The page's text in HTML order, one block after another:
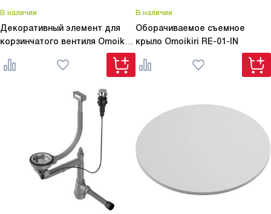
В наличии
Декоративный элемент для
корзинчатого вентиля Omoikiri
В наличии
Оборачиваемое съемное
крыло Omoikiri RE-01-IN